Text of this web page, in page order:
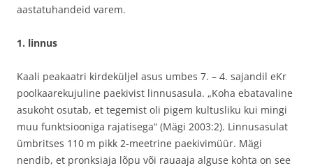
aastatuhandeid varem.
1. linnus
Kaali peakaatri kirdeküljel asus umbes 7. – 4. sajandil eKr
poolkaarekujuline paekivist linnusasula. „Koha ebatavaline
asukoht osutab, et tegemist oli pigem kultusliku kui mingi
muu funktsiooniga rajatisega“ (Mägi 2003:2). Linnusasulat
ümbritses 110 m pikk 2-meetrine paekivimüür. Mägi
nendib, et pronksiaja lõpu või rauaaja alguse kohta on see